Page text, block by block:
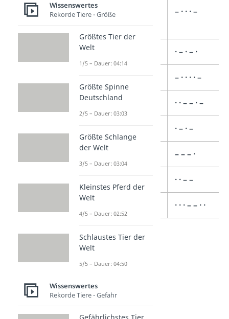
=
– · · · –
+ (Pluszeichen) · – · – ·
– · · · · –
_ (Unterstrich) · · – – · –
· – · –
Ö – – – ·
· · – –
· · · – – · ·
Wissenswertes
Rekorde Tiere - Größe
Größtes Tier der
Welt
1/5 – Dauer: 04:14
Größte Spinne
Deutschland
2/5 – Dauer: 03:03
Größte Schlange
der Welt
3/5 – Dauer: 03:04
Kleinstes Pferd der
Welt
4/5 – Dauer: 02:52
Schlaustes Tier der
Welt
5/5 – Dauer: 04:50
Wissenswertes
Rekorde Tiere - Gefahr
Gefährlichstes Tier